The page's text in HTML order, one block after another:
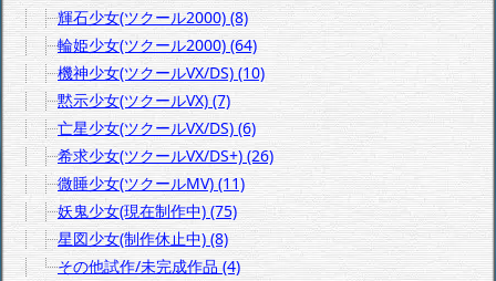
輝石少女(ツクール2000) (8)
輪姫少女(ツクール2000) (64)
機神少女(ツクールVX/DS) (10)
黙示少女(ツクールVX) (7)
亡星少女(ツクールVX/DS) (6)
希求少女(ツクールVX/DS+) (26)
微睡少女(ツクールMV) (11)
妖鬼少女(現在制作中) (75)
星図少女(制作休止中) (8)
その他試作/未完成作品 (4)